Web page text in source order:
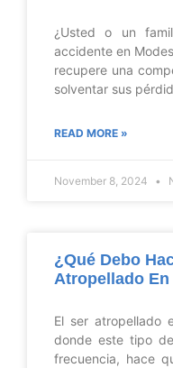
¿Usted o un
accidente en
recupere una
solventar sus
READ MORE »
November 8, 2024
¿Qué Debo
Atropellado
El ser atropellado
donde este tipo
frecuencia, hace